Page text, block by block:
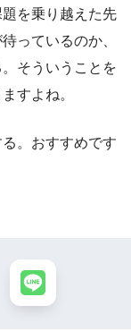
を乗り越えた先
っているのか、
そういうことを
すよね。
。おすすめです